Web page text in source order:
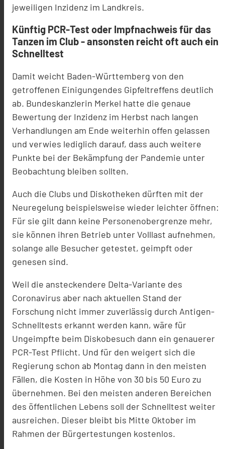
jeweiligen Inzidenz im Landkreis.
Künftig PCR-Test oder Impfnachweis für das
Tanzen im Club - ansonsten reicht oft auch ein
Schnelltest
Damit weicht Baden-Württemberg von den
getroffenen Einigungendes Gipfeltreffens deutlich
ab. Bundeskanzlerin Merkel hatte die genaue
Bewertung der Inzidenz im Herbst nach langen
Verhandlungen am Ende weiterhin offen gelassen
und verwies lediglich darauf, dass auch weitere
Punkte bei der Bekämpfung der Pandemie unter
Beobachtung bleiben sollten.
Auch die Clubs und Diskotheken dürften mit der
Neuregelung beispielsweise wieder leichter öffnen:
Für sie gilt dann keine Personenobergrenze mehr,
sie können ihren Betrieb unter Volllast aufnehmen,
solange alle Besucher getestet, geimpft oder
genesen sind.
Weil die ansteckendere Delta-Variante des
Coronavirus aber nach aktuellen Stand der
Forschung nicht immer zuverlässig durch Antigen-
Schnelltests erkannt werden kann, wäre für
Ungeimpfte beim Diskobesuch dann ein genauerer
PCR-Test Pflicht. Und für den weigert sich die
Regierung schon ab Montag dann in den meisten
Fällen, die Kosten in Höhe von 30 bis 50 Euro zu
übernehmen. Bei den meisten anderen Bereichen
des öffentlichen Lebens soll der Schnelltest weiter
ausreichen. Dieser bleibt bis Mitte Oktober im
Rahmen der Bürgertestungen kostenlos.